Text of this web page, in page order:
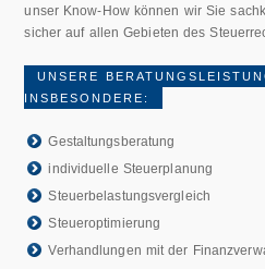
unser Know-How können wir Sie
sicher auf allen Gebieten des
UNSERE
INSBESONDERE:
Gestaltungsberatung
individuelle Steuerplanung
Steuerbelastungsvergleich
Steueroptimierung
Verhandlungen mit der